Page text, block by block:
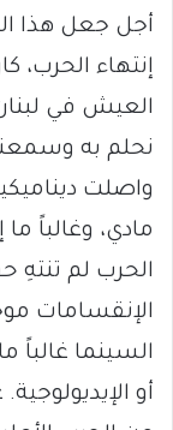
أجل جعل هذا
إنتهاء الحرب،
العيش في
نحلم به
واصلت
مادي، وغالباً
الحرب لم تنتهِ
الإنقسامات
السينما غالباً
أو